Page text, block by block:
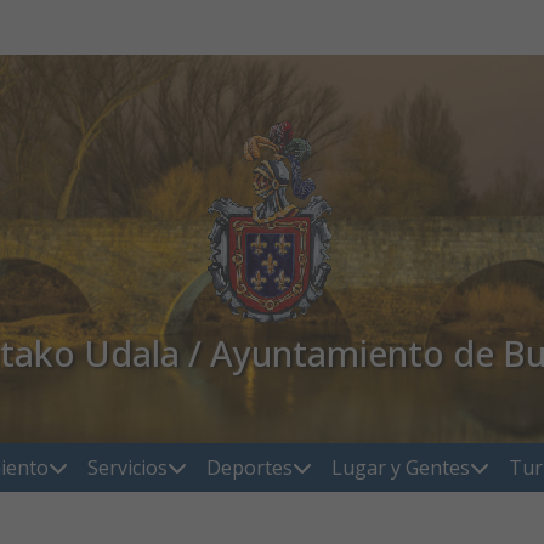
Udala / Ayuntamiento de
Servicios Deportes Lugar y Gentes